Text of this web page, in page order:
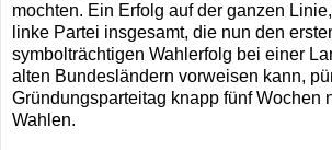
mochten. Ein Erfolg auf der ganzen
linke Partei insgesamt, die nun den
symbolträchtigen Wahlerfolg bei einer
alten Bundesländern vorweisen kann,
Gründungsparteitag knapp fünf Wochen
Wahlen.